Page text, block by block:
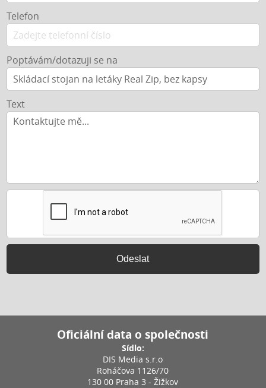
Telefon
Poptávám/dotazuji se na
Text
Odeslat
Oficiální data o společnosti
Sídlo:
DIS Media s.r.o
Roháčova 1126/70
130 00 Praha 3 - Žižkov